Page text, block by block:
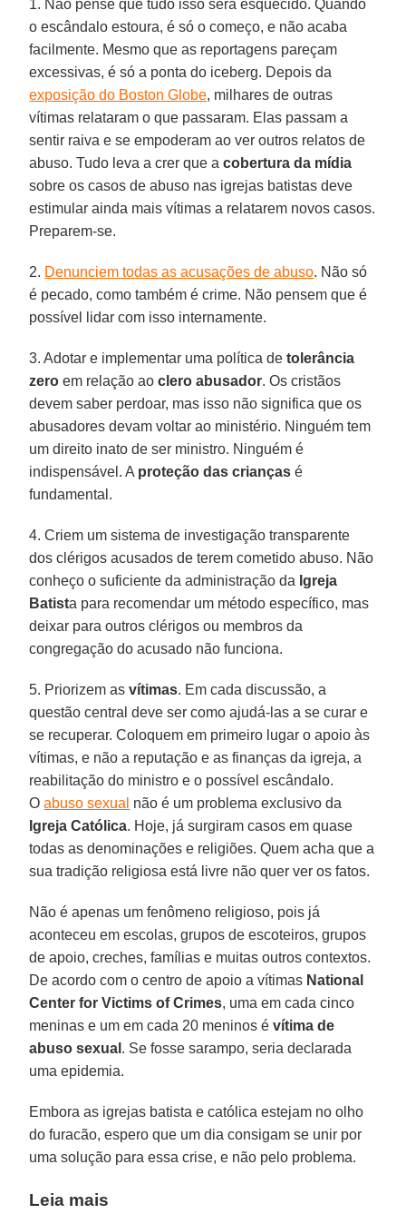
1. Não pense que tudo isso será esquecido. Quando
o escândalo estoura, é só o começo, e não acaba
facilmente. Mesmo que as reportagens pareçam
excessivas, é só a ponta do iceberg. Depois da
exposição do Boston Globe, milhares de outras
vítimas relataram o que passaram. Elas passam a
sentir raiva e se empoderam ao ver outros relatos de
abuso. Tudo leva a crer que acobertura da mídia
sobre os casos de abuso nas igrejas batistas deve
estimular ainda mais vítimas a relatarem novos casos.
Preparem-se.
2. Denunciem todas as acusações de abuso. Não só
é pecado, como também é crime. Não pensem que é
possível lidar com isso internamente.
3. Adotar e implementar uma política detolerância
zero em relação ao clero abusador. Os cristãos
devem saber perdoar, mas isso não significa que os
abusadores devam voltar ao ministério. Ninguém tem
um direito inato de ser ministro. Ninguém é
indispensável. A proteção das crianças é
fundamental.
4. Criem um sistema de investigação transparente
dos clérigos acusados de terem cometido abuso. Não
conheço o suficiente da administração da Igreja
Batista para recomendar um método específico, mas
deixar para outros clérigos ou membros da
congregação do acusado não funciona.
5. Priorizem asvítimas. Em cada discussão, a
questão central deve ser como ajudá-las a se curar e
se recuperar. Coloquem em primeiro lugar o apoio às
vítimas, e não a reputação e as finanças da igreja, a
reabilitação do ministro e o possível escândalo.
Oabuso sexual não é um problema exclusivo da
Igreja Católica. Hoje, já surgiram casos em quase
todas as denominações e religiões. Quem acha que a
sua tradição religiosa está livre não quer ver os fatos.
Não é apenas um fenômeno religioso, pois já
aconteceu em escolas, grupos de escoteiros, grupos
de apoio, creches, famílias e muitas outros contextos.
De acordo com o centro de apoio a vítimas National
Center for Victims of Crimes, uma em cada cinco
meninas e um em cada 20 meninos é vítima de
abuso sexual . Se fosse sarampo, seria declarada
uma epidemia.
Embora as igrejas batista e católica estejam no olho
do furacão, espero que um dia consigam se unir por
uma solução para essa crise, e não pelo problema.
Leia mais